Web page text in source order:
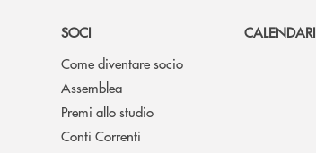
SOCI
Come diventare socio
Assemblea
Premi allo studio
Conti Correnti
CALENDARI